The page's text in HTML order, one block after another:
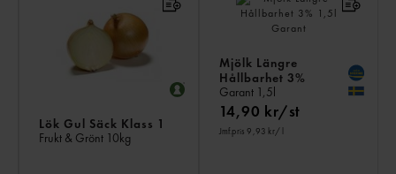
Lök Gul Säck Klass 1
Frukt & Grönt 10kg
Mjölk Längre
Hållbarhet 3%
Garant 1,5l
14,90 kr/st
Jmf.pris 9,93 kr/ l